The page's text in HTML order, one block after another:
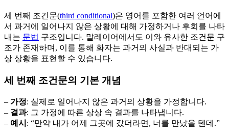
세 번째 조건문(third conditional)은 영어를 포함한 여러 언어에
서 과거에 일어나지 않은 상황에 대해 가정하거나 후회를 나타
내는 문법 구조입니다. 말레이어에서도 이와 유사한 조건문 구
조가 존재하며, 이를 통해 화자는 과거의 사실과 반대되는 가
상 상황을 표현할 수 있습니다.
세 번째 조건문의 기본 개념
– 가정: 실제로 일어나지 않은 과거의 상황을 가정합니다.
– 결과: 그 가정에 따른 상상 속 결과를 나타냅니다.
– 예시 : “만약 내가 어제 그곳에 갔더라면, 너를 만났을 텐데.”